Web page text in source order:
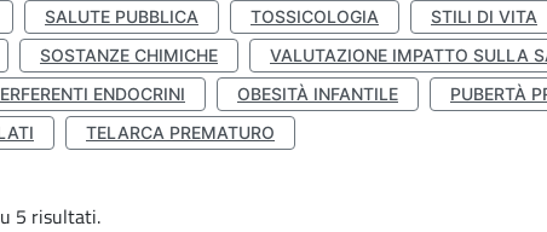
SALUTE PUBBLICA TOSSICOLOGIA STILI DI VITA
SOSTANZE CHIMICHE VALUTAZIONE IMPATTO SULLA
ENDOCRINI OBESITÀ INFANTILE PUBERTÀ
TELARCA PREMATURO
5 risultati.